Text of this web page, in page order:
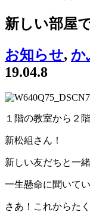
新しい部屋
お知らせ, か
19.04.8
１階の教室から２
新松組さん！
新しい友だちと一
一生懸命に聞いてい
さあ！これからた